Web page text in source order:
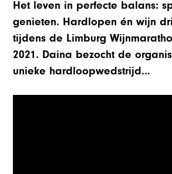
Het leven in perfecte balans:
genieten. Hardlopen én wijn
tijdens de Limburg
2021. Daina bezocht de
unieke hardloopwedstrijd…